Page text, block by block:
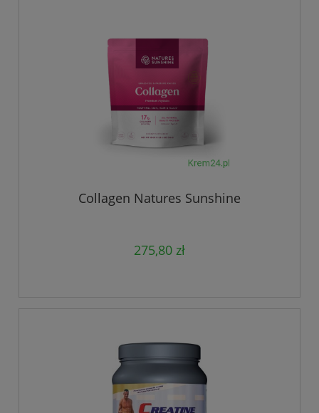
Collagen Natures Sunshine
275,80 zł